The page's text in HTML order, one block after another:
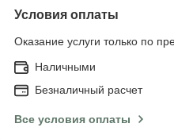
Условия оплаты
Оказание услуги только по
Наличными
Безналичный расчет
Все условия оплаты